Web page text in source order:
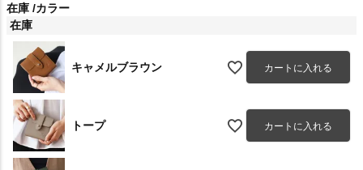
在庫 カラー
在庫
キャメルブラウン カートに入れる
トープ カートに入れる